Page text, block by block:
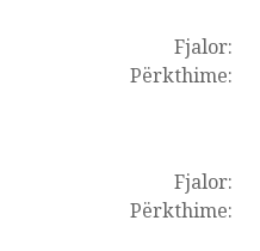
Fjalor:
Përkthime:
Fjalor:
Përkthime: